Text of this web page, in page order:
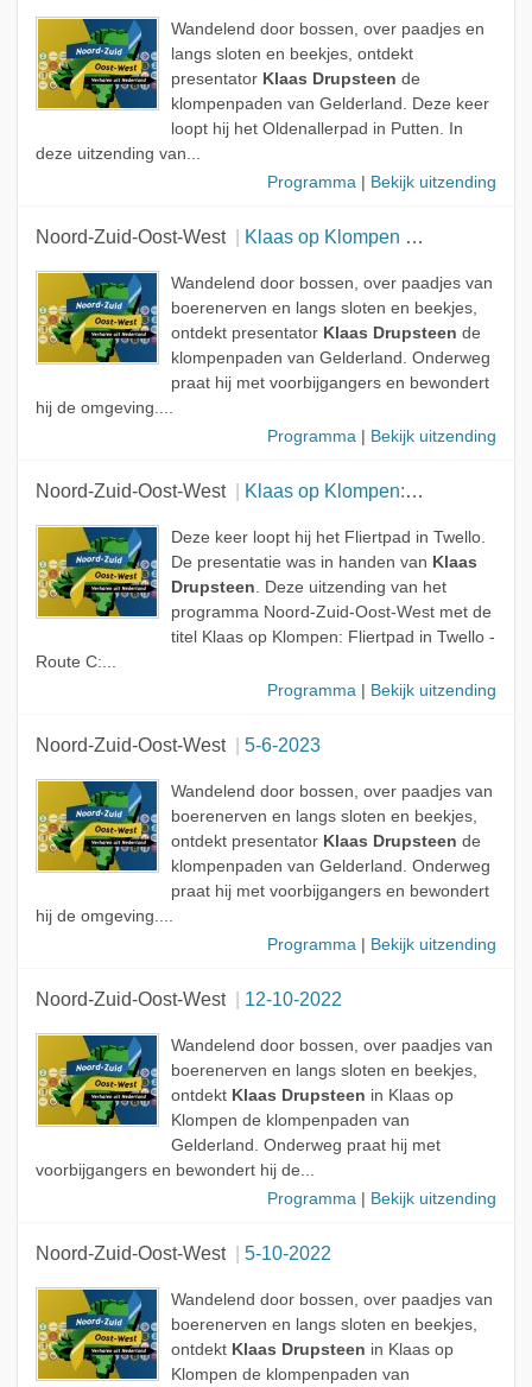
Wandelend door bossen, over paadjes en
langs sloten en beekjes, ontdekt
presentator Klaas Drupsteen de
klompenpaden van Gelderland. Deze keer
loopt hij het Oldenallerpad in Putten. In
deze uitzending van...
Programma
Bekijk uitzending
Noord-Zuid-Oost-West Klaas op Klompen - Route C Museum: Huis Doorn
Wandelend door bossen, over paadjes van
boerenerven en langs sloten en beekjes,
ontdekt presentator Klaas Drupsteen de
klompenpaden van Gelderland. Onderweg
praat hij met voorbijgangers en bewondert
hij de omgeving....
Programma
Bekijk uitzending
Noord-Zuid-Oost-West Klaas op Klompen: Fliertpad in Twello - Route C: Bentvueghels
Deze keer loopt hij het Fliertpad in Twello.
De presentatie was in handen van Klaas
Drupsteen. Deze uitzending van het
programma Noord-Zuid-Oost-West met de
titel Klaas op Klompen: Fliertpad in Twello -
Route C:...
Programma
Bekijk uitzending
Noord-Zuid-Oost-West 5-6-2023
Wandelend door bossen, over paadjes van
boerenerven en langs sloten en beekjes,
ontdekt presentator Klaas Drupsteen de
klompenpaden van Gelderland. Onderweg
praat hij met voorbijgangers en bewondert
hij de omgeving....
Programma
Bekijk uitzending
Noord-Zuid-Oost-West 12-10-2022
Wandelend door bossen, over paadjes van
boerenerven en langs sloten en beekjes,
ontdekt Klaas Drupsteen in Klaas op
Klompen de klompenpaden van
Gelderland. Onderweg praat hij met
voorbijgangers en bewondert hij de...
Programma
Bekijk uitzending
Noord-Zuid-Oost-West 5-10-2022
Wandelend door bossen, over paadjes van
boerenerven en langs sloten en beekjes,
ontdekt Klaas Drupsteen in Klaas op
Klompen de klompenpaden van